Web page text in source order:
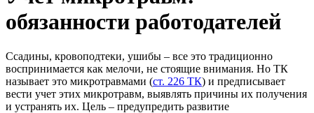
обязанности работодателей
Ссадины, кровоподтеки, ушибы – все это традиционно
воспринимается как мелочи, не стоящие внимания. Но ТК
называет это микротравмами (ст. 226 ТК) и предписывает
вести учет этих микротравм, выявлять причины их получения
и устранять их. Цель – предупредить развитие